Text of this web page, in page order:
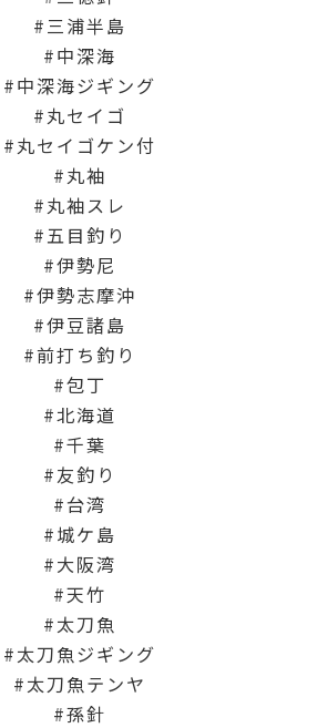
三浦半島
中深海
中深海ジギング
丸セイゴ
丸セイゴケン付
丸袖
丸袖スレ
五目釣り
伊勢尼
伊勢志摩沖
伊豆諸島
前打ち釣り
包丁
北海道
千葉
友釣り
台湾
城ケ島
大阪湾
天竹
太刀魚
太刀魚ジギング
太刀魚テンヤ
孫針